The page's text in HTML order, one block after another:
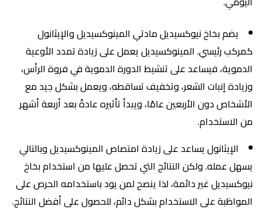
يضم بخاخ نيوكسيديل مادتي المينوكسيديل والإيثانول
كمركب رئيسي. المينوكسيديل يعمل على زيادة تمدد الأوعية
الدموية، فيساعد على تنشيط الدورة الدموية في فروة الرأس،
وزيادة إنبات الشعر، وتخفيف تساقطه، ويعمل بشكل جيد مع
الأشخاص دون الأربعين عامًا، ويبدأ تأثيره عادةً بعد أربعة أشهر
من الاستخدام.
الإيثانول يساعد على زيادة امتصاص المينوكسيديل وبالتالي
يسهل عمله. ولكن النتائج التي تحصل عليها من استخدام بخاخ
نيوكسيديل غير دائمة، لذا ينصح لمن يود باستخدامه الحرص على
المواظبة على الاستخدام بشكل دائم، للحصول على أفضل النتائج.